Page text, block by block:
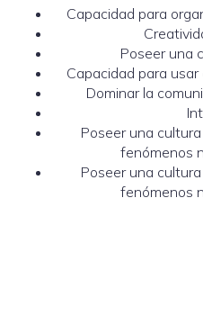
Capacidad para
Poseer una
Capacidad para
Dominar la
Poseer una
fenómenos
Poseer una
fenómenos